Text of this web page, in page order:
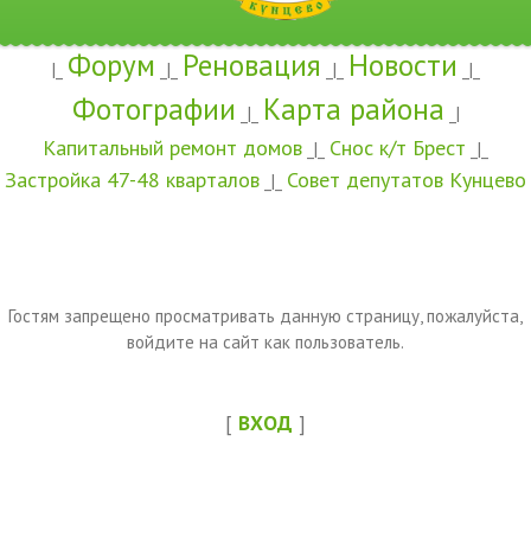
|_ Форум _|_ Реновация _|_ Новости _|_
Фотографии _|_ Карта района _|
Капитальный ремонт домов _|_ Снос к/т Брест _|_
Застройка 47-48 кварталов _|_ Совет депутатов Кунцево
Гостям запрещено просматривать данную страницу, пожалуйста,
войдите на сайт как пользователь.
[ ВХОД ]